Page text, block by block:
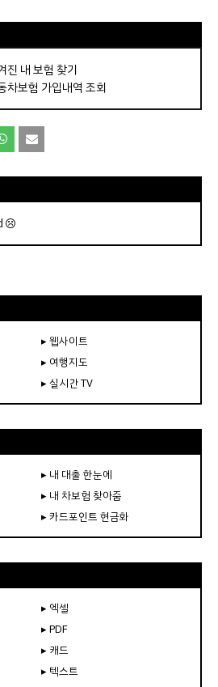
진 내 보험 찾기
차보험 가입내역 조회
▸ 웹사이트
▸ 여행지도
▸ 실시간 TV
▸ 내 대출 한눈에
▸ 내 차보험 찾아줌
▸ 카드포인트 현금화
▸ 엑셀
▸ PDF
▸ 캐드
▸ 텍스트